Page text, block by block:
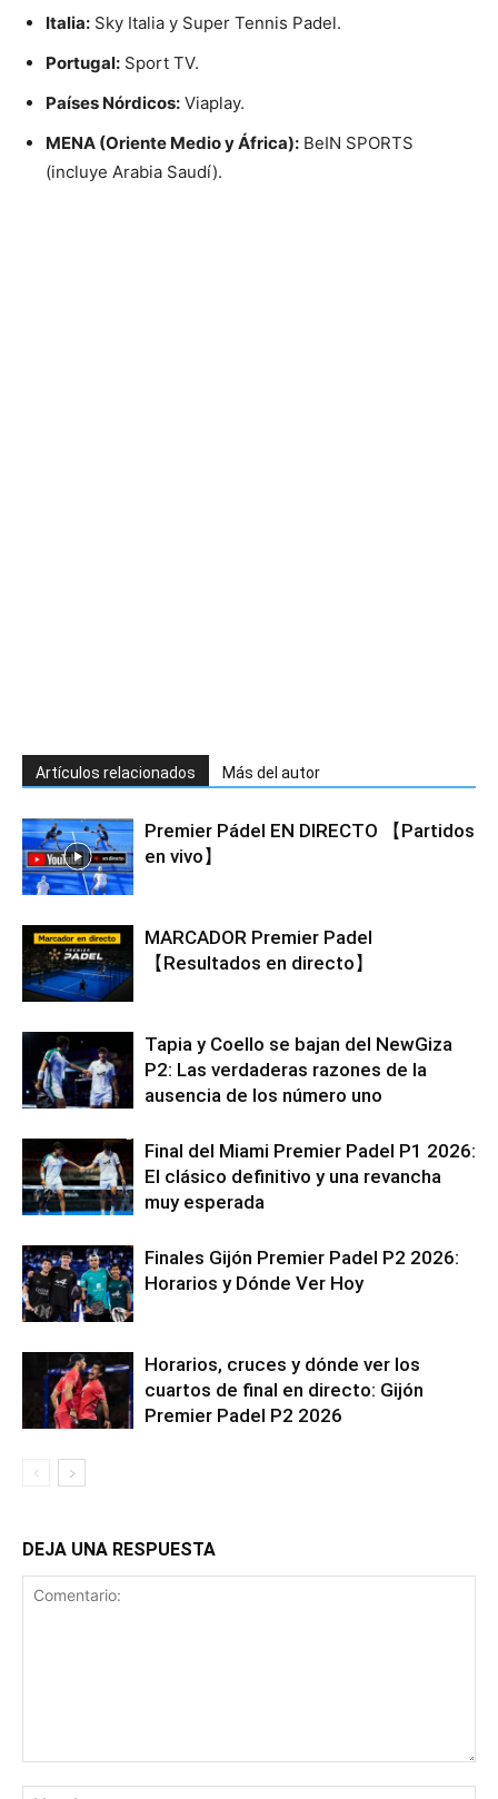
Italia: Sky Italia y Super Tennis Padel.
Portugal: Sport TV.
Países Nórdicos: Viaplay.
MENA (Oriente Medio y África): BeIN SPORTS
(incluye Arabia Saudí).
Artículos relacionados Más del autor
Premier Pádel EN DIRECTO 【Partidos
en vivo】
MARCADOR Premier Padel
【Resultados en directo】
Tapia y Coello se bajan del NewGiza
P2: Las verdaderas razones de la
ausencia de los número uno
Final del Miami Premier Padel P1 2026:
El clásico definitivo y una revancha
muy esperada
Finales Gijón Premier Padel P2 2026:
Horarios y Dónde Ver Hoy
Horarios, cruces y dónde ver los
cuartos de final en directo: Gijón
Premier Padel P2 2026
DEJA UNA RESPUESTA